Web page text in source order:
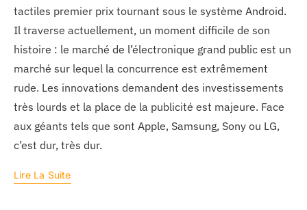
tactiles premier prix tournant sous le système Android.
Il traverse actuellement, un moment difficile de son
histoire : le marché de l’électronique grand public est un
marché sur lequel la concurrence est extrêmement
rude. Les innovations demandent des investissements
très lourds et la place de la publicité est majeure. Face
aux géants tels que sont Apple, Samsung, Sony ou LG,
c’est dur, très dur.
Lire La Suite